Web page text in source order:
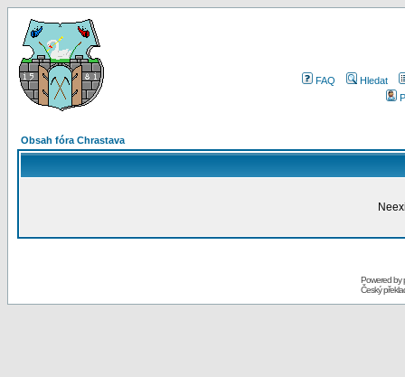
FAQ
Hledat
Obsah fóra Chrastava
Powered by
Český